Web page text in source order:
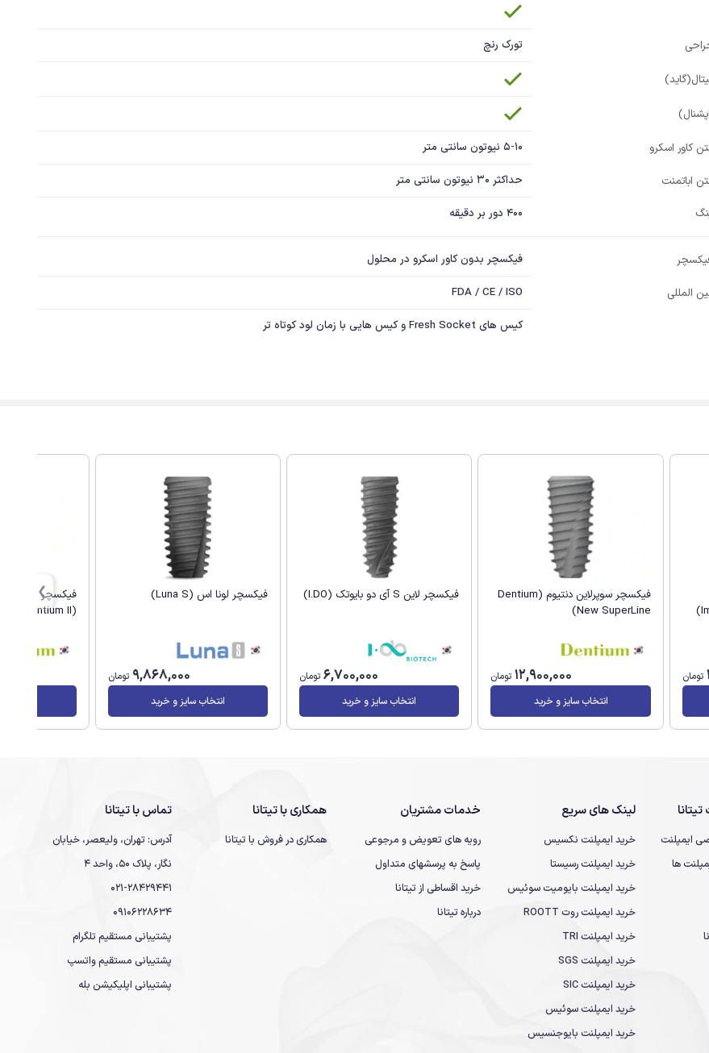
تورک رنچ
کاور اسکرو 5-10 نیوتون سانتی متر
اباتمنت حداکثر 30 نیوتون سانتی متر
400 دور بر دقیقه
فیکسچر بدون کاور اسکرو در محلول
المللی FDA / CE / ISO
کیس های Fresh Socket و کیس هایی با زمان لود کوتاه تر
تومان
فیکسچر سوپرلاین دنتیوم (Dentium
New SuperLine)
12,900,000 تومان
انتخاب سایز و خرید
فیکسچر لاین S آی دو بایوتک (I.DO)
6,700,000 تومان
انتخاب سایز و خرید
فیکسچر لونا اس (Luna S)
9,868,000 تومان
انتخاب سایز و خرید
(Dentium Implantium II)
ایمپلنت
ها
لینک های سریع
خرید ایمپلنت نکسیس
خرید ایمپلنت رسیستا
خرید ایمپلنت بایومیت سوئیس
خرید ایمپلنت روت ROOTT
خرید ایمپلنت TRI
خرید ایمپلنت SGS
خرید ایمپلنت SIC
خرید ایمپلنت سوئیس
خرید ایمپلنت بایوجنسیس
خدمات مشتریان
رویه های تعویض و مرجوعی
پاسخ به پرسشهای متداول
خرید اقساطی از تیتانا
درباره تیتانا
همکاری با تیتانا
همکاری در فروش با تیتانا
تماس با تیتانا
آدرس: تهران، ولیعصر، خیابان
نگار، پلاک 50، واحد 4
021-28429441
09106228634
پشتیبانی مستقیم تلگرام
پشتیبانی مستقیم واتسپ
پشتیبانی اپلیکیشن بله